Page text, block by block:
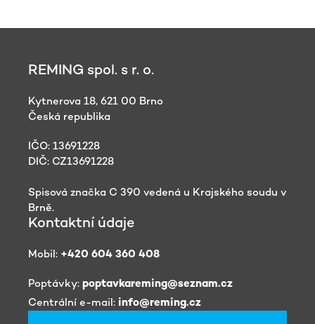
REMING spol. s r. o.
Kytnerova 18, 621 00 Brno
Česká republika
IČO: 13691228
DIČ: CZ13691228
Spisová značka C 390 vedená u Krajského soudu v
Brně.
Kontaktní údaje
Mobil: +420 604 360 408
Poptávky: poptavkareming@seznam.cz
Centrální e-mail: info@reming.cz